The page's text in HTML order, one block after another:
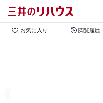
お気に入り 閲覧履歴